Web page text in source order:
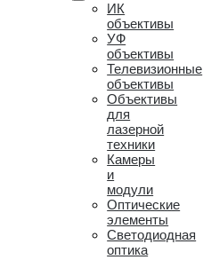
ИК
объективы
УФ
объективы
Телевизионные
объективы
Объективы
для
лазерной
техники
Камеры
и
модули
Оптические
элементы
Светодиодная
оптика